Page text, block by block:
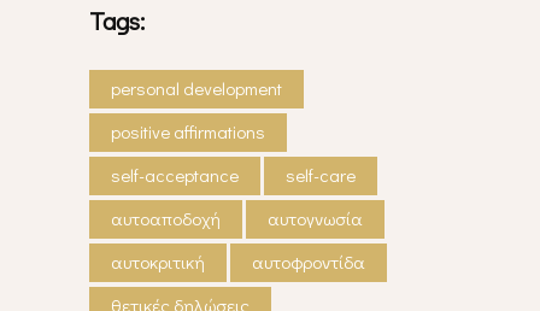
Tags:
personal development
positive affirmations
self-acceptance
self-care
αυτοαποδοχή
αυτογνωσία
αυτοκριτική
αυτοφροντίδα
θετικές δηλώσεις